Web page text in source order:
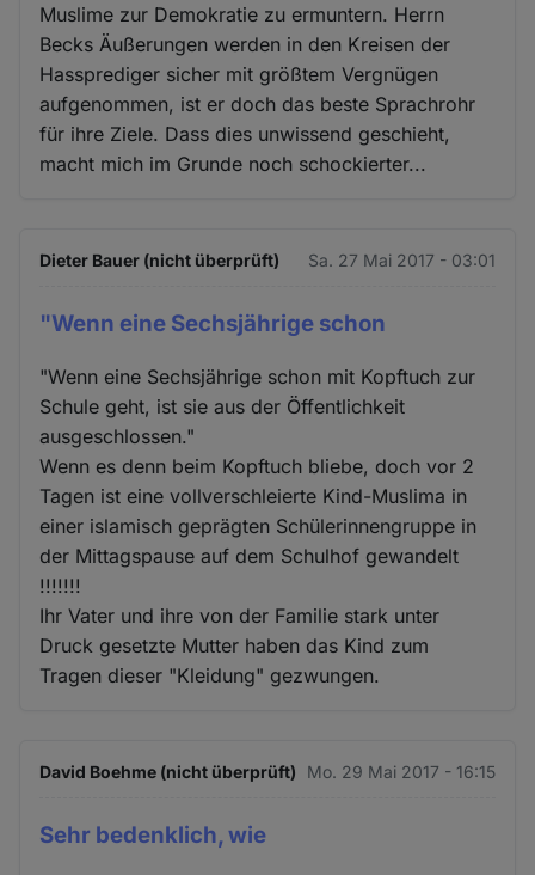
Muslime zur Demokratie zu ermuntern. Herrn
Becks Äußerungen werden in den Kreisen der
Hassprediger sicher mit größtem Vergnügen
aufgenommen, ist er doch das beste Sprachrohr
für ihre Ziele. Dass dies unwissend geschieht,
macht mich im Grunde noch schockierter...
Dieter Bauer (nicht überprüft) Sa. 27 Mai 2017 - 03:01
"Wenn eine Sechsjährige schon
"Wenn eine Sechsjährige schon mit Kopftuch zur
Schule geht, ist sie aus der Öffentlichkeit
ausgeschlossen."
Wenn es denn beim Kopftuch bliebe, doch vor 2
Tagen ist eine vollverschleierte Kind-Muslima in
einer islamisch geprägten Schülerinnengruppe in
der Mittagspause auf dem Schulhof gewandelt
!!!!!!!
Ihr Vater und ihre von der Familie stark unter
Druck gesetzte Mutter haben das Kind zum
Tragen dieser "Kleidung" gezwungen.
David Boehme (nicht überprüft) Mo. 29 Mai 2017 - 16:15
Sehr bedenklich, wie